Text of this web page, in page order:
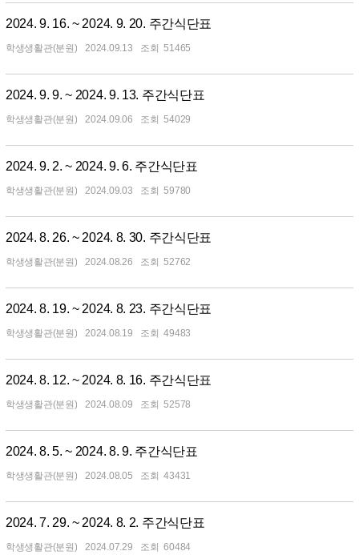
2024. 9. 16. ~ 2024. 9. 20. 주간식단표
학생생활관(분원) 2024.09.13 51465
2024. 9. 9. ~ 2024. 9. 13. 주간식단표
학생생활관(분원) 2024.09.06 54029
2024. 9. 2. ~ 2024. 9. 6. 주간식단표
학생생활관(분원) 2024.09.03 59780
2024. 8. 26. ~ 2024. 8. 30. 주간식단표
학생생활관(분원) 2024.08.26 52762
2024. 8. 19. ~ 2024. 8. 23. 주간식단표
학생생활관(분원) 2024.08.19 49483
2024. 8. 12. ~ 2024. 8. 16. 주간식단표
학생생활관(분원) 2024.08.09 52578
2024. 8. 5. ~ 2024. 8. 9. 주간식단표
학생생활관(분원) 2024.08.05 43431
2024. 7. 29. ~ 2024. 8. 2. 주간식단표
학생생활관(분원) 2024.07.29 60484